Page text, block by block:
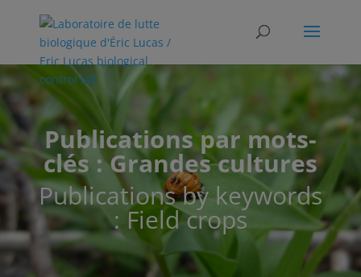
Publications par mots-
clés : Grandes cultures
Publications by keywords
: Field crops